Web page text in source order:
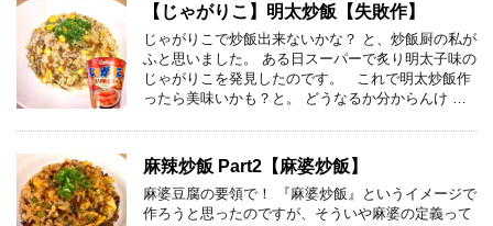
【じゃがりこ】明太炒飯【失敗作】
じゃがりこで炒飯出来ないかな？ と、炒飯厨の私が
ふと思いました。 ある日スーパーで炙り明太子味の
じゃがりこを発見したのです。 これで明太炒飯作
ったら美味いかも？と。 どうなるか分からんけ …
麻辣炒飯 Part2【麻婆炒飯】
麻婆豆腐の要領で！ 『麻婆炒飯』というイメージで
作ろうと思ったのですが、そういや麻婆の定義って